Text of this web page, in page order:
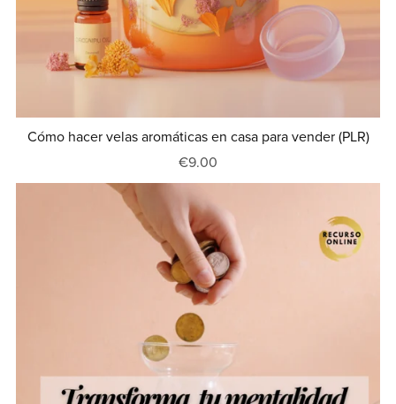
Cómo hacer velas aromáticas en casa para vender (PLR)
€9.00